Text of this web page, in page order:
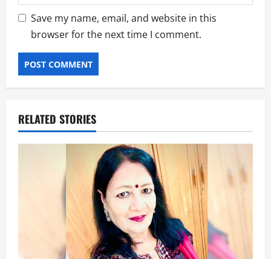
Save my name, email, and website in this
browser for the next time I comment.
RELATED STORIES